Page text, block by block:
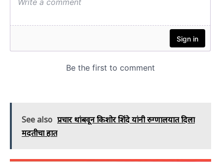
See also प्रचार थांबवून किशोर शिंदे यांनी रुग्णालयात दिला
मदतीचा हात